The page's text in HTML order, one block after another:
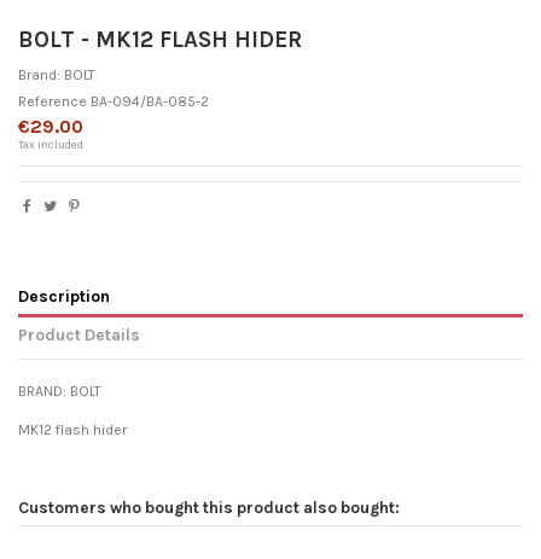
BOLT - MK12 FLASH HIDER
Brand: BOLT
Reference BA-094/BA-085-2
€29.00
Tax included
Description
Product Details
BRAND: BOLT
MK12 flash hider
Customers who bought this product also bought: